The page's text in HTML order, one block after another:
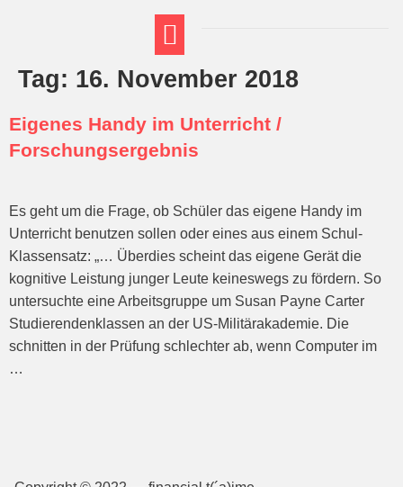
Tag: 16. November 2018
Eigenes Handy im Unterricht /
Forschungsergebnis
Es geht um die Frage, ob Schüler das eigene Handy im
Unterricht benutzen sollen oder eines aus einem Schul-
Klassensatz: „… Überdies scheint das eigene Gerät die
kognitive Leistung junger Leute keineswegs zu fördern. So
untersuchte eine Arbeitsgruppe um Susan Payne Carter
Studierendenklassen an der US-Militärakademie. Die
schnitten in der Prüfung schlechter ab, wenn Computer im
…